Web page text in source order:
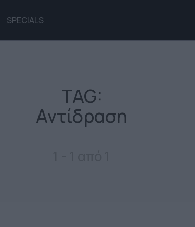
SPECIALS
TAG:
Αντίδραση